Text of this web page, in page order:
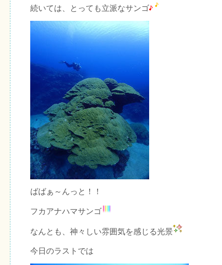
続いては、とっても立派なサンゴ
ばばぁ～んっと！！
フカアナハマサンゴ
なんとも、神々しい雰囲気を感じる光景
今日のラストでは